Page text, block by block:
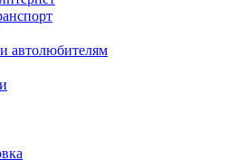
автолюбителям